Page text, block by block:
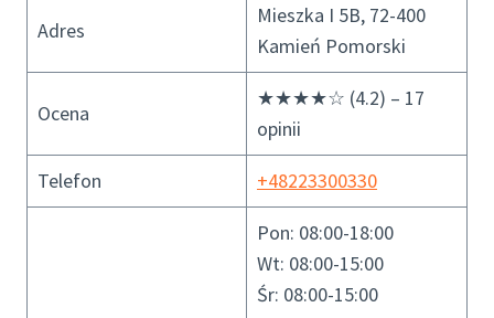
Adres
Mieszka I 5B, 72-400
Kamień Pomorski
Ocena
★★★★☆ (4.2) – 17
opinii
Telefon +48223300330
Pon: 08:00-18:00
Wt: 08:00-15:00
Śr: 08:00-15:00